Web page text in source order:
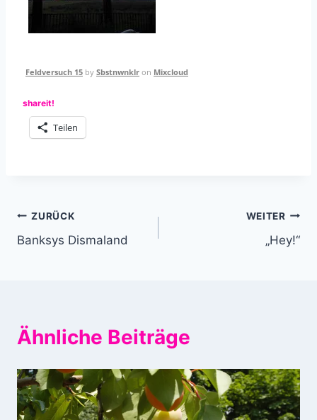
Feldversuch 15 by Sbstnwnklr on Mixcloud
shareit!
Teilen
Beitragsnavigation
ZURÜCK
Banksys Dismaland
WEITER
„Hey!“
Ähnliche Beiträge